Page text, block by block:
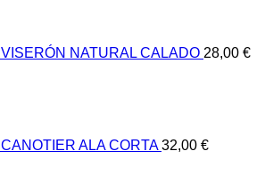
VISERÓN NATURAL CALADO 28,00 €
CANOTIER ALA CORTA 32,00 €